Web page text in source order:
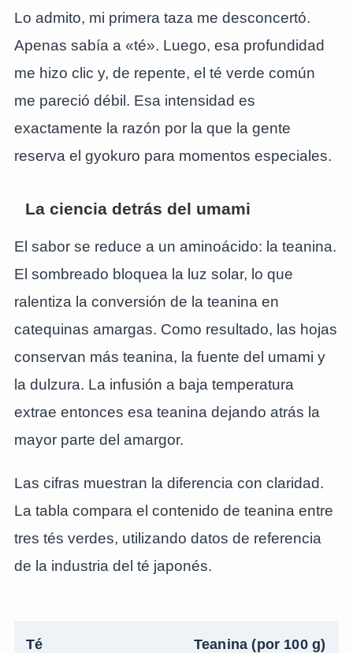
Lo admito, mi primera taza me desconcertó.
Apenas sabía a «té». Luego, esa profundidad
me hizo clic y, de repente, el té verde común
me pareció débil. Esa intensidad es
exactamente la razón por la que la gente
reserva el gyokuro para momentos especiales.
La ciencia detrás del umami
El sabor se reduce a un aminoácido: la teanina.
El sombreado bloquea la luz solar, lo que
ralentiza la conversión de la teanina en
catequinas amargas. Como resultado, las hojas
conservan más teanina, la fuente del umami y
la dulzura. La infusión a baja temperatura
extrae entonces esa teanina dejando atrás la
mayor parte del amargor.
Las cifras muestran la diferencia con claridad.
La tabla compara el contenido de teanina entre
tres tés verdes, utilizando datos de referencia
de la industria del té japonés.
Té Teanina (por 100 g)